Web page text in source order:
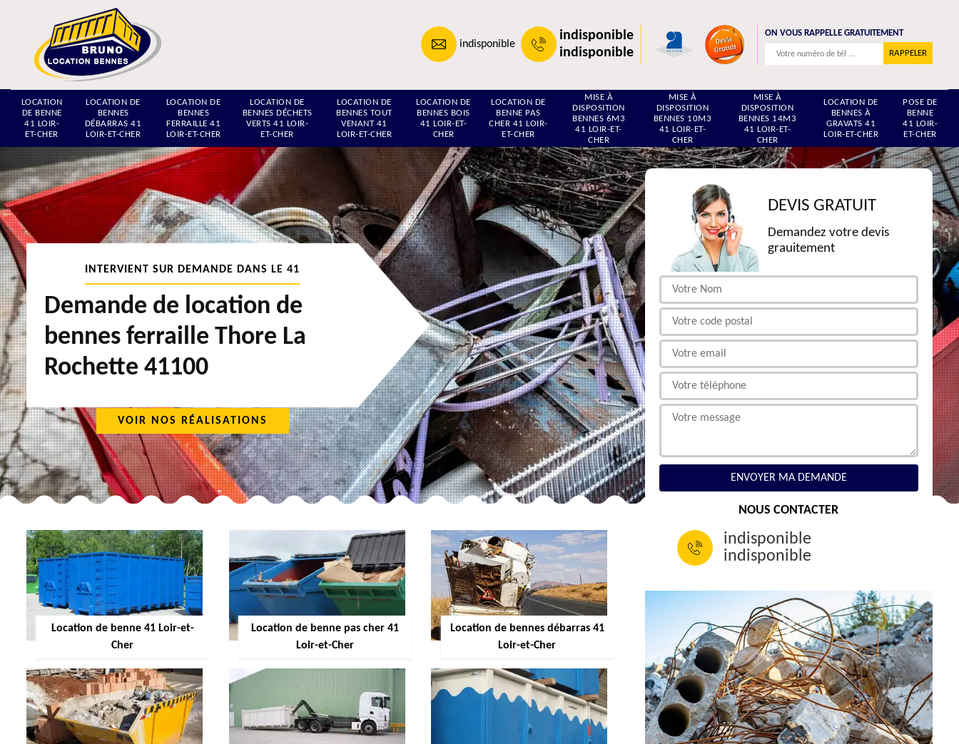
indisponible
indisponible
indisponible
ON VOUS RAPPELLE GRATUITEMENT
LOCATION
DE BENNE
41 LOIR-
ET-CHER
LOCATION DE
BENNES
DÉBARRAS 41
LOIR-ET-CHER
LOCATION DE
BENNES
FERRAILLE 41
LOIR-ET-CHER
LOCATION DE
BENNES DÉCHETS
VERTS 41 LOIR-
ET-CHER
LOCATION DE
BENNES TOUT
VENANT 41
LOIR-ET-CHER
LOCATION DE
BENNES BOIS
41 LOIR-ET-
CHER
LOCATION DE
BENNE PAS
CHER 41 LOIR-
ET-CHER
MISE À
DISPOSITION
BENNES 6M3
41 LOIR-ET-
CHER
MISE À
DISPOSITION
BENNES 10M3
41 LOIR-ET-
CHER
MISE À
DISPOSITION
BENNES 14M3
41 LOIR-ET-
CHER
LOCATION DE
BENNES À
GRAVATS 41
LOIR-ET-CHER
POSE DE
BENNE
41 LOIR-
ET-CHER
INTERVIENT SUR DEMANDE DANS LE 41
Demande de location de
bennes ferraille Thore La
Rochette 41100
VOIR NOS RÉALISATIONS
Location de benne 41 Loir-et-
Cher
Location de benne pas cher 41
Loir-et-Cher
Location de bennes débarras 41
Loir-et-Cher
DEVIS GRATUIT
Demandez votre devis
grauitement
NOUS CONTACTER
indisponible
indisponible